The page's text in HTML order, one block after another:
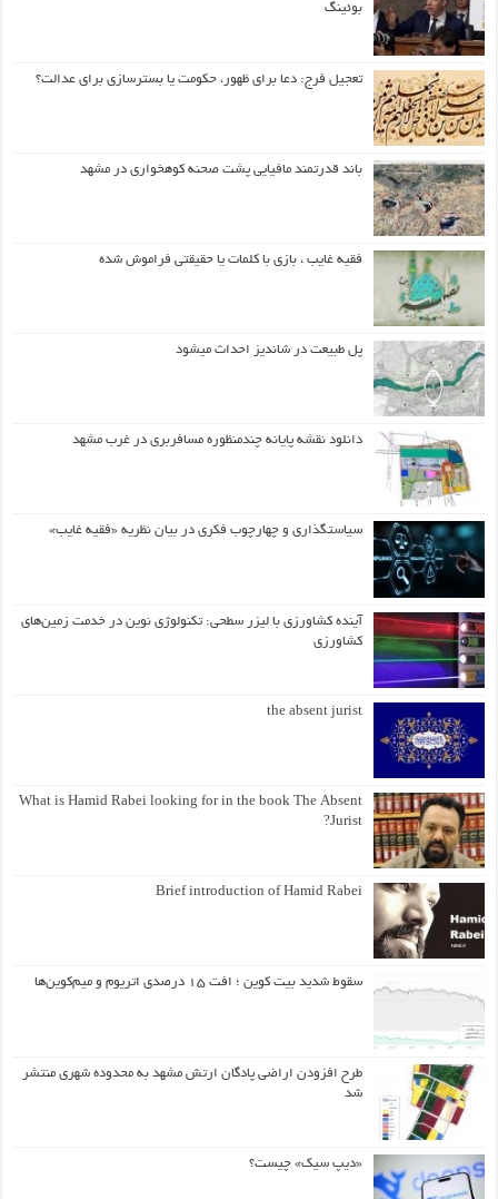
بوئینگ
تعجیل فرج: دعا برای ظهور، حکومت یا بسترسازی برای عدالت؟
باند قدرتمند مافیایی پشت صحنه کوهخواری در مشهد
فقیه غایب ، بازی با کلمات یا حقیقتی فراموش شده
پل طبیعت در شاندیز احداث میشود
دانلود نقشه پایانه چندمنظوره مسافربری در غرب مشهد
سیاستگذاری و چهارچوب فکری در بیان نظریه «فقیه غایب»
آینده کشاورزی با لیزر سطحی: تکنولوژی نوین در خدمت زمین‌های
کشاورزی
the absent jurist
What is Hamid Rabei looking for in the book The Absent
Jurist?
Brief introduction of Hamid Rabei
سقوط شدید بیت کوین ؛ افت ۱۵ درصدی اتریوم و میم‌کوین‌ها
طرح افزودن اراضی پادگان ارتش مشهد به محدوده شهری منتشر
شد
«دیپ سیک» چیست؟